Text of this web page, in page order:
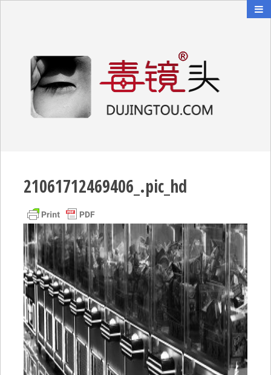
21061712469406_.pic_hd